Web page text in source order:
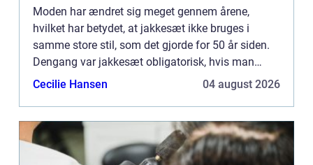
Moden har ændret sig meget gennem årene,
hvilket har betydet, at jakkesæt ikke bruges i
samme store stil, som det gjorde for 50 år siden.
Dengang var jakkesæt obligatorisk, hvis man
ønskede en højere stilli...
Cecilie Hansen 04 august 2026